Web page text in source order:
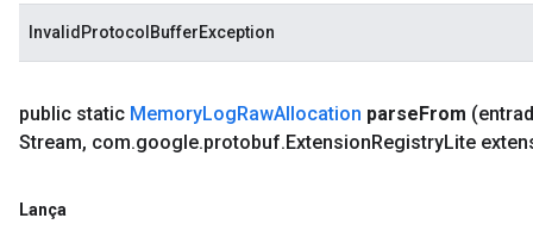
InvalidProtocolBufferException
public static MemoryLogRawAllocation parseFrom
Stream, com.google.protobuf.ExtensionRegistryLite
Lança